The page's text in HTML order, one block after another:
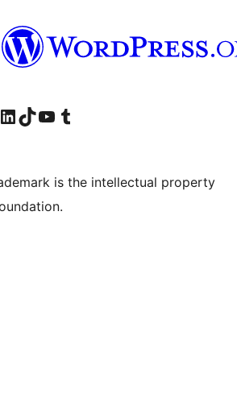
do Facebook
conta no Instagram
Visite a nossa conta no LinkedIn
Visit our TikTok account
Visit our YouTube channel
Visit our Tumblr account
is the intellectual property